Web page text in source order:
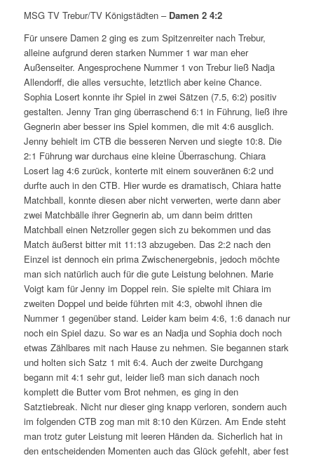
MSG TV Trebur/TV Königstädten –Damen 2 4:2
Für unsere Damen 2 ging es zum Spitzenreiter nach Trebur,
alleine aufgrund deren starken Nummer 1 war man eher
Außenseiter. Angesprochene Nummer 1 von Trebur ließ Nadja
Allendorff, die alles versuchte, letztlich aber keine Chance.
Sophia Losert konnte ihr Spiel in zwei Sätzen (7.5, 6:2) positiv
gestalten. Jenny Tran ging überraschend 6:1 in Führung, ließ ihre
Gegnerin aber besser ins Spiel kommen, die mit 4:6 ausglich.
Jenny behielt im CTB die besseren Nerven und siegte 10:8. Die
2:1 Führung war durchaus eine kleine Überraschung. Chiara
Losert lag 4:6 zurück, konterte mit einem souveränen 6:2 und
durfte auch in den CTB. Hier wurde es dramatisch, Chiara hatte
Matchball, konnte diesen aber nicht verwerten, werte dann aber
zwei Matchbälle ihrer Gegnerin ab, um dann beim dritten
Matchball einen Netzroller gegen sich zu bekommen und das
Match äußerst bitter mit 11:13 abzugeben. Das 2:2 nach den
Einzel ist dennoch ein prima Zwischenergebnis, jedoch möchte
man sich natürlich auch für die gute Leistung belohnen. Marie
Voigt kam für Jenny im Doppel rein. Sie spielte mit Chiara im
zweiten Doppel und beide führten mit 4:3, obwohl ihnen die
Nummer 1 gegenüber stand. Leider kam beim 4:6, 1:6 danach nur
noch ein Spiel dazu. So war es an Nadja und Sophia doch noch
etwas Zählbares mit nach Hause zu nehmen. Sie begannen stark
und holten sich Satz 1 mit 6:4. Auch der zweite Durchgang
begann mit 4:1 sehr gut, leider ließ man sich danach noch
komplett die Butter vom Brot nehmen, es ging in den
Satztiebreak. Nicht nur dieser ging knapp verloren, sondern auch
im folgenden CTB zog man mit 8:10 den Kürzen. Am Ende steht
man trotz guter Leistung mit leeren Händen da. Sicherlich hat in
den entscheidenden Momenten auch das Glück gefehlt, aber fest